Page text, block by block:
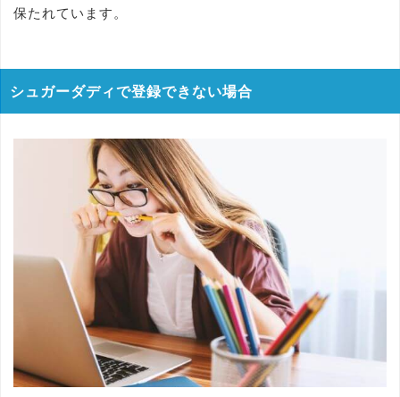
保たれています。
シュガーダディで登録できない場合